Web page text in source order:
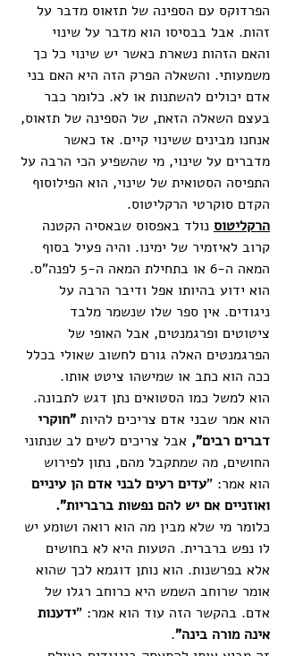
הפרדוקס עם הספינה של תזאוס מדבר על
זהות. אבל בבסיסו הוא מדבר על שינוי
והאם הזהות נשארת כאשר יש שינוי כל כך
משמעותי. והשאלה הפרק הזה היא האם בני
אדם יכולים להשתנות או לא. כלומר כבר
בעצם השאלה הזאת, של הספינה של תזאוס,
אנחנו מבינים ששינוי קיים. אז כאשר
מדברים על שינוי, מי שהשפיע הכי הרבה על
התפיסה הסטואית של שינוי, הוא הפילוסוף
הקדם סוקרטי הרקליטוס.
הרקליטוס נולד באפסוס שבאסיה הקטנה
קרוב לאיזמיר של ימינו. והיה פעיל בסוף
המאה ה-6 או בתחילת המאה ה-5 לפנה"ס.
הוא ידוע בהיותו אפל ודיבר הרבה על
ניגודים. אין ספר שלו שנשמר מלבד
ציטוטים ופרגמנטים, אבל האופי של
הפרגמנטים האלה גורם לחשוב שאולי בכלל
ככה הוא כתב או שמישהו ציטט אותו.
הוא למשל כמו הסטואים נתן דגש לתבונה.
הוא אמר שבני אדם צריכים להיות "חוקרי
דברים רבים", אבל צריכים לשים לב שנתוני
החושים, מה שמתקבל מהם, נתון לפירוש
הוא אמר: "עדים רעים לבני אדם הן עיניים
ואוזניים אם יש להם נפשות ברבריות".
כלומר מי שלא מבין מה הוא רואה ושומע יש
לו נפש ברברית. הטעות היא לא בחושים
אלא בפרשנות. הוא נותן דוגמא לכך שהוא
אומר שרוחב השמש היא כרוחב רגלו של
אדם. בהקשר הזה עוד הוא אמר: "ידענות
אינה מורה בינה".